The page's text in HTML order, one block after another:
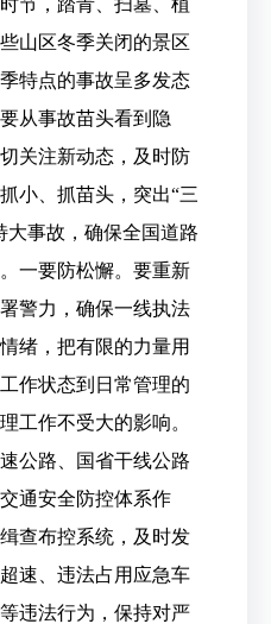
节，踏青、扫墓、植
山区冬季关闭的景区
特点的事故呈多发态
从事故苗头看到隐
关注新动态，及时防
小、抓苗头，突出“三
大事故，确保全国道路
一要防松懈。要重新
警力，确保一线执法
绪，把有限的力量用
作状态到日常管理的
工作不受大的影响。
公路、国省干线公路
通安全防控体系作
查布控系统，及时发
速、违法占用应急车
违法行为，保持对严